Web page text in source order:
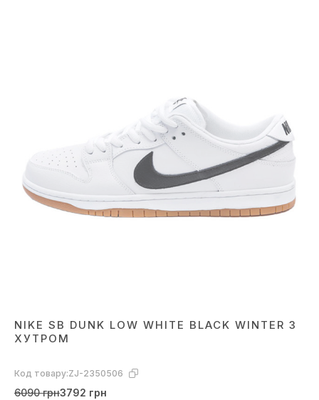
NIKE SB DUNK LOW WHITE BLACK WINTER З
ХУТРОМ
Код товару:ZJ-2350506
6090 грн3792 грн